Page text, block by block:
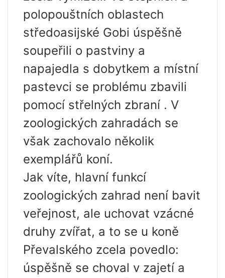
polopouštních oblastech
středoasijské Gobi úspěšně
soupeřili o pastviny a
napajedla s dobytkem a místní
pastevci se problému zbavili
pomocí střelných zbraní . V
zoologických zahradách se
však zachovalo několik
exemplářů koní.
Jak víte, hlavní funkcí
zoologických zahrad není bavit
veřejnost, ale uchovat vzácné
druhy zvířat, a to se u koně
Převalského zcela povedlo:
úspěšně se choval v zajetí a